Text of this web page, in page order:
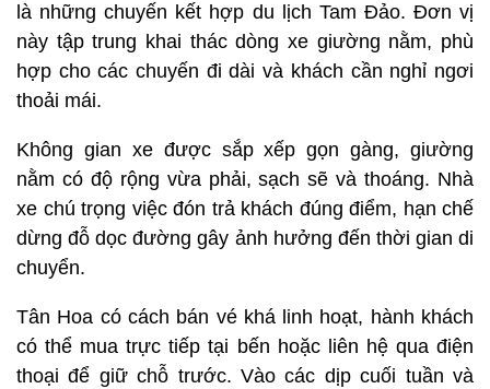
là những chuyến kết hợp du lịch Tam Đảo. Đơn vị
này tập trung khai thác dòng xe giường nằm, phù
hợp cho các chuyến đi dài và khách cần nghỉ ngơi
thoải mái.
Không gian xe được sắp xếp gọn gàng, giường
nằm có độ rộng vừa phải, sạch sẽ và thoáng. Nhà
xe chú trọng việc đón trả khách đúng điểm, hạn chế
dừng đỗ dọc đường gây ảnh hưởng đến thời gian di
chuyển.
Tân Hoa có cách bán vé khá linh hoạt, hành khách
có thể mua trực tiếp tại bến hoặc liên hệ qua điện
thoại để giữ chỗ trước. Vào các dịp cuối tuần và